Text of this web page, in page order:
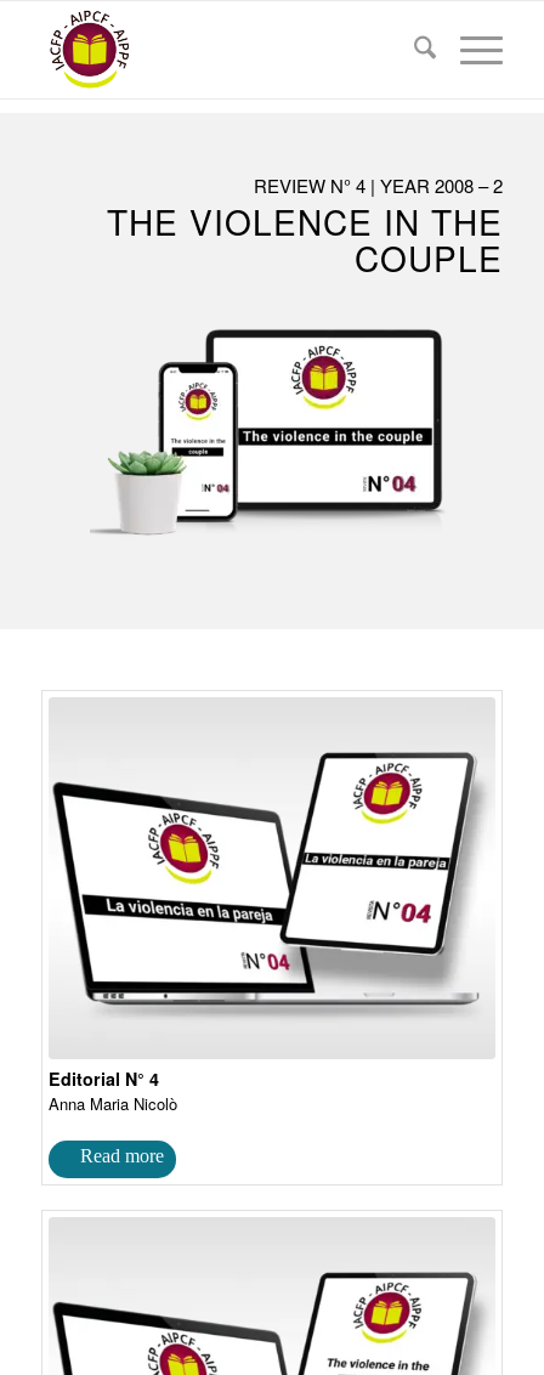
REVIEW N° 4 | YEAR 2008 – 2
THE VIOLENCE IN THE
COUPLE
Editorial N° 4
Anna Maria Nicolò